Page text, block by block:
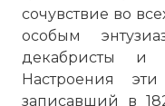
сочувствие во
особым
декабристы
Настроения
записавший в